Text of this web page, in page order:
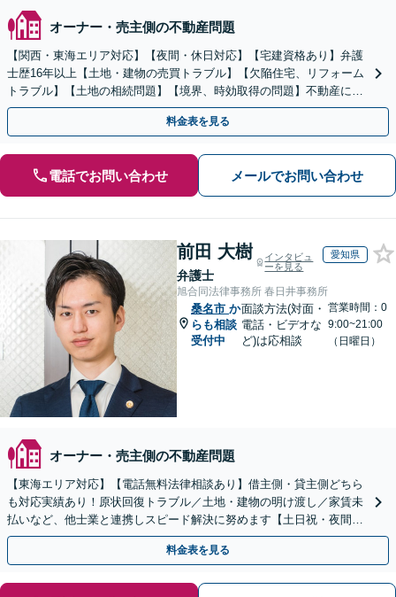
オーナー・売主側の不動産問題
【関西・東海エリア対応】【夜間・休日対応】【宅建資格あり】弁護
士歴16年以上【土地・建物の売買トラブル】【欠陥住宅、リフォーム
トラブル】【土地の相続問題】【境界、時効取得の問題】不動産に関
するトラブル全般の解決に豊富な経験あり。
料金表を見る
電話でお問い合わせ メールでお問い合わせ
前田 大樹
弁護士
インタビュ
ーを見る
愛知県
旭合同法律事務所 春日井事務所
桑名市 か
らも相談
受付中
面談方法(対面・
電話・ビデオな
ど)は応相談
営業時間：0
9:00~21:00
（日曜日）
オーナー・売主側の不動産問題
【東海エリア対応】【電話無料法律相談あり】借主側・貸主側どちら
も対応実績あり！原状回復トラブル／土地・建物の明け渡し／家賃未
払いなど、他士業と連携しスピード解決に努めます【土日祝・夜間対
応】【オンライン面談可】【完全個室】
料金表を見る